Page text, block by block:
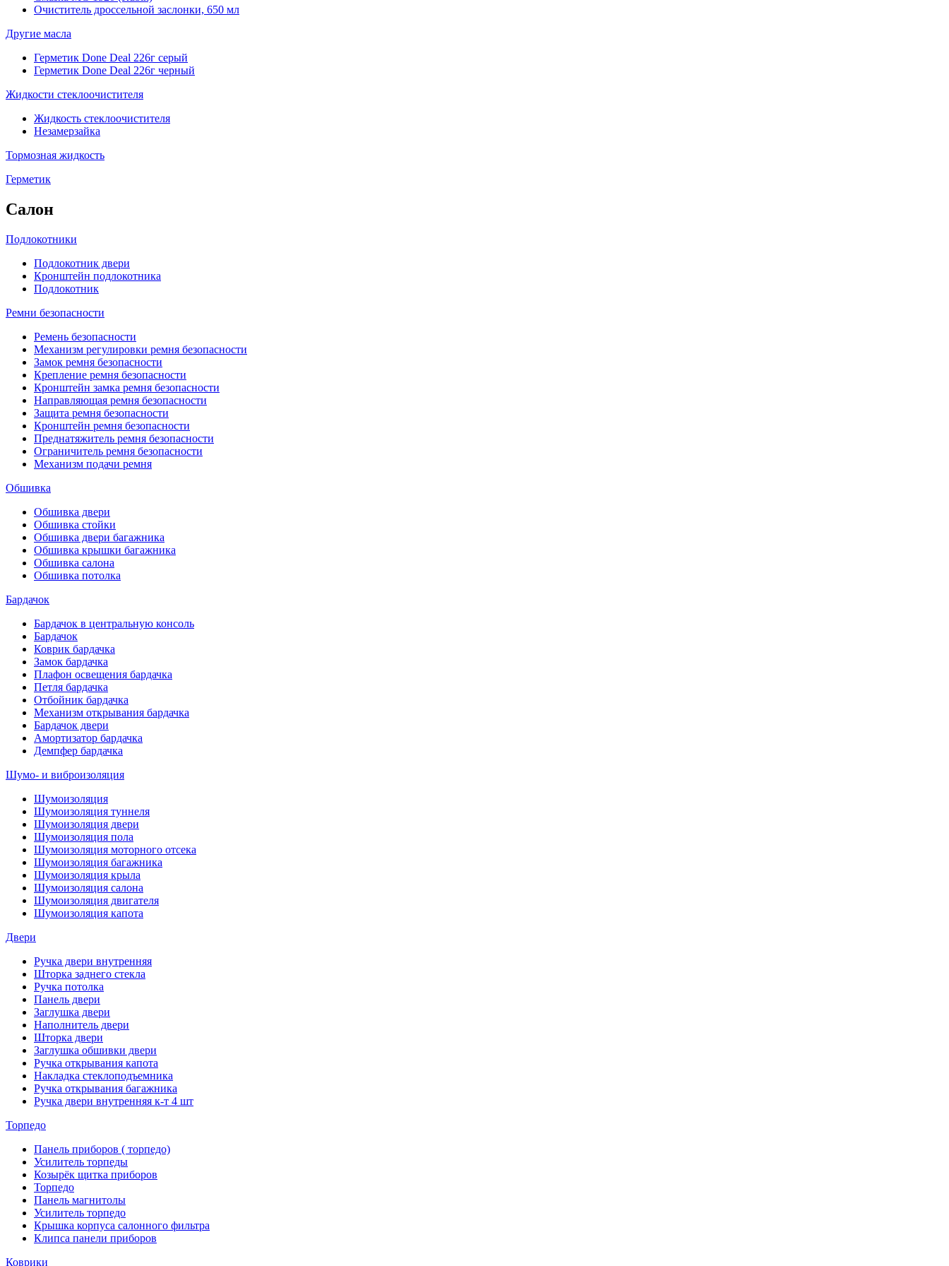
Очиститель дроссельной заслонки, 650 мл
Другие масла
Герметик Done Deal 226г серый
Герметик Done Deal 226г черный
Жидкости стеклоочистителя
Жидкость стеклоочистителя
Незамерзайка
Тормозная жидкость
Герметик
Салон
Подлокотники
Подлокотник двери
Кронштейн подлокотника
Подлокотник
Ремни безопасности
Ремень безопасности
Механизм регулировки ремня безопасности
Замок ремня безопасности
Крепление ремня безопасности
Кронштейн замка ремня безопасности
Направляющая ремня безопасности
Защита ремня безопасности
Кронштейн ремня безопасности
Преднатяжитель ремня безопасности
Ограничитель ремня безопасности
Механизм подачи ремня
Обшивка
Обшивка двери
Обшивка стойки
Обшивка двери багажника
Обшивка крышки багажника
Обшивка салона
Обшивка потолка
Бардачок
Бардачок в центральную консоль
Бардачок
Коврик бардачка
Замок бардачка
Плафон освещения бардачка
Петля бардачка
Отбойник бардачка
Механизм открывания бардачка
Бардачок двери
Амортизатор бардачка
Демпфер бардачка
Шумо- и виброизоляция
Шумоизоляция
Шумоизоляция туннеля
Шумоизоляция двери
Шумоизоляция пола
Шумоизоляция моторного отсека
Шумоизоляция багажника
Шумоизоляция крыла
Шумоизоляция салона
Шумоизоляция двигателя
Шумоизоляция капота
Двери
Ручка двери внутренняя
Шторка заднего стекла
Ручка потолка
Панель двери
Заглушка двери
Наполнитель двери
Шторка двери
Заглушка обшивки двери
Ручка открывания капота
Накладка стеклоподъемника
Ручка открывания багажника
Ручка двери внутренняя к-т 4 шт
Торпедо
Панель приборов ( торпедо)
Усилитель торпеды
Козырёк щитка приборов
Торпедо
Панель магнитолы
Усилитель торпедо
Крышка корпуса салонного фильтра
Клипса панели приборов
Коврики